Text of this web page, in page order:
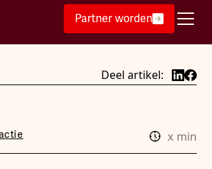
Partner worden
Deel artikel:
x min